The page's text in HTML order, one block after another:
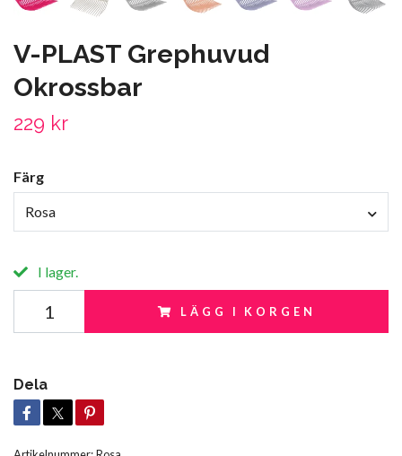
V-PLAST Grephuvud
Okrossbar
229 kr
Färg
Rosa
I lager.
LÄGG I KORGEN
Dela